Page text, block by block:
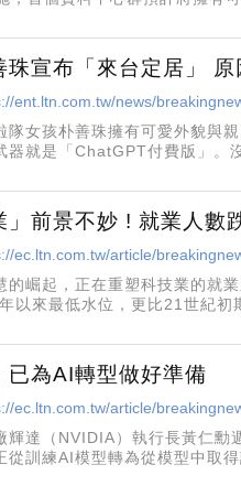
珠宣布「來台定居」
ent.ltn.com.tw/news/
隊女孩朴善珠擁有可愛外貌與
器就是「ChatGPT付費版」。
」前景不妙 ! 就業人數
ec.ltn.com.tw/article/
的崛起，正在重塑科技業的就
以來最低水位，更比21世紀初
為AI轉型做好準備
ec.ltn.com.tw/article/
輝達（NVIDIA）執行長黃仁勳
從訓練AI模型轉為從模型中取